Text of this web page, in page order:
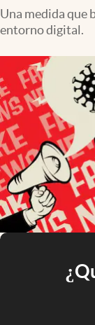
Una medida que
entorno digital.